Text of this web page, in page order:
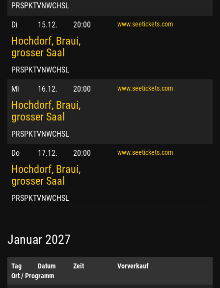
PRSPKTVNWCHSL
Di 15.12. 20:00
Hochdorf, Braui,
grosser Saal
PRSPKTVNWCHSL
www.seetickets.com
Mi 16.12. 20:00
Hochdorf, Braui,
grosser Saal
PRSPKTVNWCHSL
www.seetickets.com
Do 17.12. 20:00
Hochdorf, Braui,
grosser Saal
PRSPKTVNWCHSL
www.seetickets.com
Januar 2027
Tag Datum
Zeit
Ort / Programm
Vorverkauf